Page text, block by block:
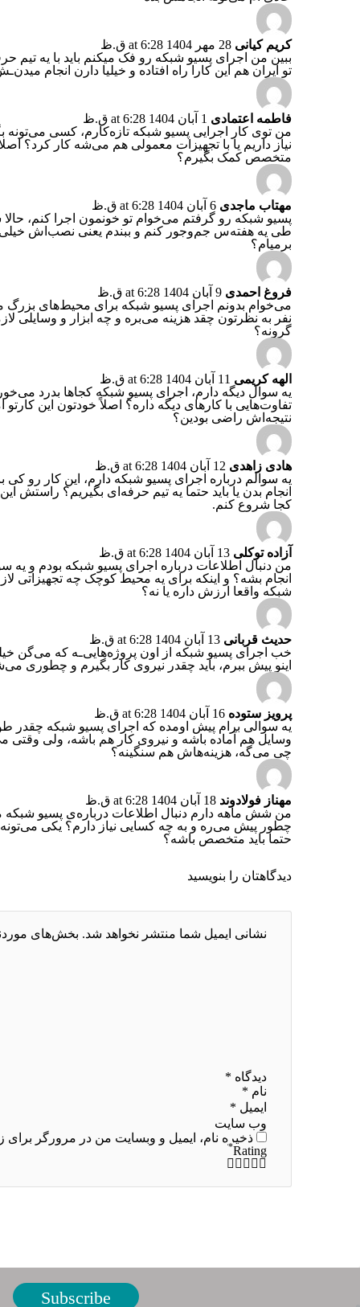
کریم کیانی 28 مهر 1404 at 6:28 ق.ظ
ببین من اجرای پسیو شبکه رو فک میکنم باید با یه تیم
تو ایران هم این کارا راه افتاده و خیلیا دارن انجام
فاطمه اعتمادی 1 آبان 1404 at 6:28 ق.ظ
من توی کار اجرایی پسیو شبکه تازه‌کارم، کسی می‌تونه
نیاز داریم یا با تجهیزات معمولی هم می‌شه کار کرد؟
متخصص کمک بگیرم؟
مهتاب ماجدی 6 آبان 1404 at 6:28 ق.ظ
پسیو شبکه رو گرفتم می‌خوام تو خونمون اجرا کنم، حالا
طی یه هفته‌س جم‌وجور کنم و ببندم یعنی نصب‌اش
برمیام؟
فروغ احمدی 9 آبان 1404 at 6:28 ق.ظ
نفر به نظرتون چقد هزینه می‌بره و چه ابزار و وسایلی
گرونه؟
الهه کریمی 11 آبان 1404 at 6:28 ق.ظ
یه سوال دیگه دارم، اجرای پسیو شبکه کجاها بدرد
تفاوت‌هایی با کارهای دیگه داره؟ اصلاً خودتون این
نتیجه‌اش راضی بودین؟
هادی زاهدی 12 آبان 1404 at 6:28 ق.ظ
انجام بدن یا باید حتما یه تیم حرفه‌ای بگیریم؟ راستش
کجا شروع کنم.
آزاده توکلی 13 آبان 1404 at 6:28 ق.ظ
من دنبال اطلاعات درباره اجرای پسیو شبکه بودم و
انجام بشه؟ و اینکه برای یه محیط کوچک چه تجهیزاتی
شبکه واقعا ارزش داره یا نه؟
حدیث قربانی 13 آبان 1404 at 6:28 ق.ظ
خب اجرای پسیو شبکه از اون پروژه‌هایی‌ـه که می‌گن
اینو پیش ببرم، باید چقدر نیروی کار بگیرم و
پرویز ستوده 16 آبان 1404 at 6:28 ق.ظ
یه سوالی برام پیش اومده که اجرای پسیو شبکه
وسایل هم آماده باشه و نیروی کار هم باشه، ولی وقتی
چی می‌گه، هزینه‌هاش هم سنگینه؟
مهناز فولادوند 18 آبان 1404 at 6:28 ق.ظ
من شش ماهه دارم دنبال اطلاعات درباره‌ی پسیو
چطور پیش می‌ره و به چه کسایی نیاز دارم؟ یکی می‌تونه
حتما باید متخصص باشه؟
دیدگاهتان را بنویسید
نشانی ایمیل شما منتشر نخواهد شد. بخش‌های
دیدگاه *
نام *
ایمیل *
وب‌ سایت
ذخیره نام، ایمیل و وبسایت من در مرورگر برای
Rating
*